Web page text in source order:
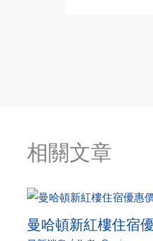
相關文章
曼哈頓新紅樓住宿